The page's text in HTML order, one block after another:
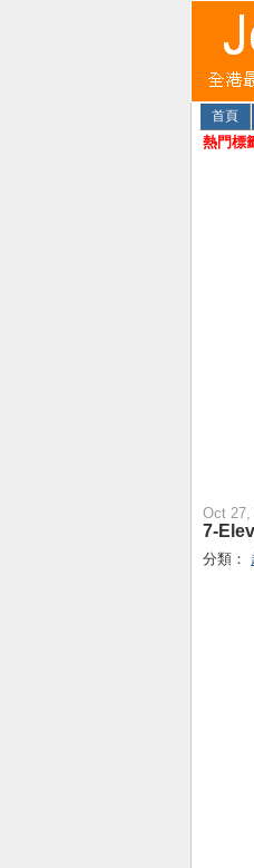
首頁
熱門標
Oct 27,
7-
分類：